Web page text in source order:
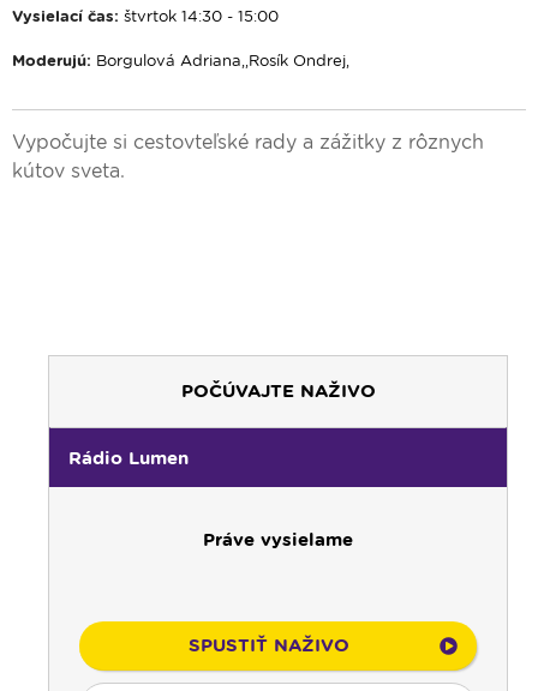
Vysielací čas: štvrtok 14:30 - 15:00
Moderujú: Borgulová Adriana,,Rosík Ondrej,
Vypočujte si cestovteľské rady a zážitky z rôznych
kútov sveta.
POČÚVAJTE NAŽIVO
Rádio Lumen
Práve vysielame
SPUSTIŤ NAŽIVO
00:00 Predel do nového dňa